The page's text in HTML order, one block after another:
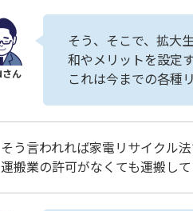
そう、そこで、拡大
和やメリットを設定
これは今までの各種
そう言われれば家電リサイクル
運搬業の許可がなくても運搬して